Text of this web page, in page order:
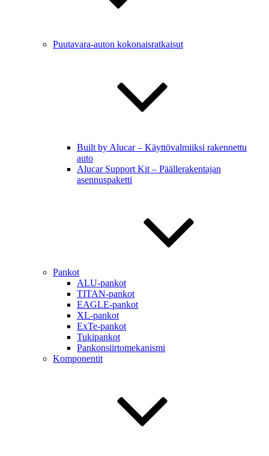
Puutavara-auton kokonaisratkaisut
Built by Alucar – Käyttövalmiiksi rakennettu
auto
Alucar Support Kit – Päällerakentajan
asennuspaketti
Pankot
ALU-pankot
TITAN-pankot
EAGLE-pankot
XL-pankot
ExTe-pankot
Tukipankot
Pankonsiirtomekanismi
Komponentit